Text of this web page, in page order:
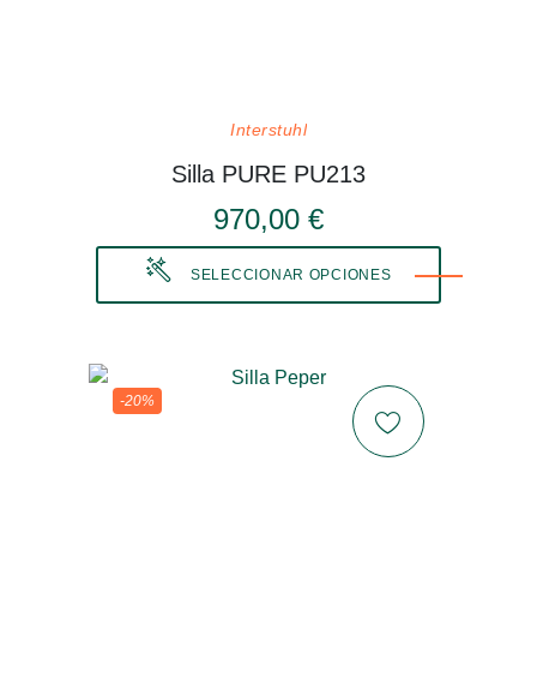
Interstuhl
Silla PURE PU213
970,00 €
SELECCIONAR OPCIONES
-20%